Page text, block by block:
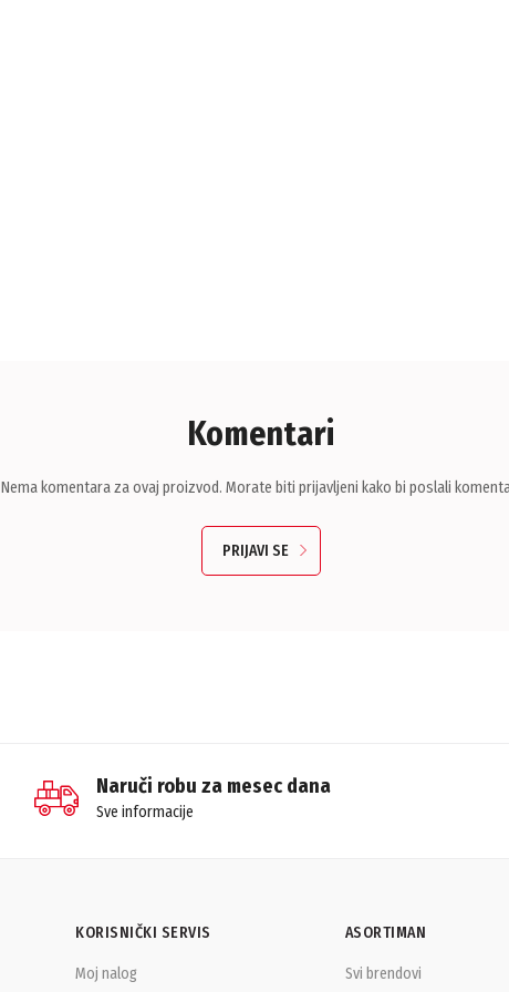
Komentari
Nema komentara za ovaj proizvod. Morate biti prijavljeni kako bi poslali
PRIJAVI SE
Naruči robu za mesec dana
Sve informacije
KORISNIČKI SERVIS
Moj nalog
ASORTIMAN
Svi brendovi